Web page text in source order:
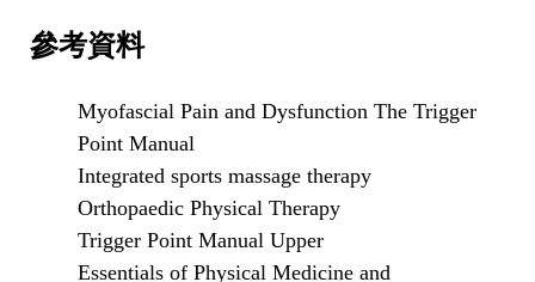
參考資料
Myofascial Pain and Dysfunction The Trigger
Point Manual
Integrated sports massage therapy
Orthopaedic Physical Therapy
Trigger Point Manual Upper
Essentials of Physical Medicine and